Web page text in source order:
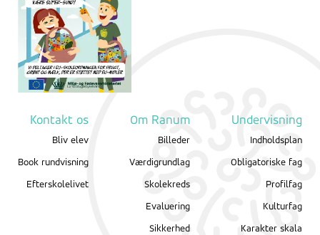
Kontakt os
Bliv elev
Book rundvisning
Efterskolelivet
Om Ranum
Billeder
Værdigrundlag
Skolekreds
Evaluering
Sikkerhed
Undervisning
Indholdsplan
Obligatoriske fag
Profilfag
Kulturfag
Karakter skala